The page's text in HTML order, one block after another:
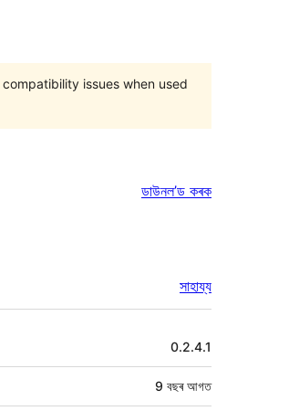
issues when used
ডাউনল’ড কৰক
সাহায্য
0.2.4.1
9 বছৰআগত